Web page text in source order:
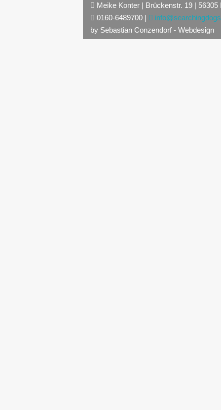
Meike Konter | Brückenstr. 19 |
0160-6489700 |
by Sebastian Conzendorf - Webdesign